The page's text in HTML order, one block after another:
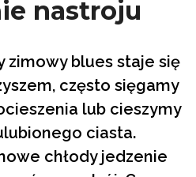
nastroju
zimowy blues staje się
często sięgamy
lub cieszymy
ciasta.
chłody jedzenie